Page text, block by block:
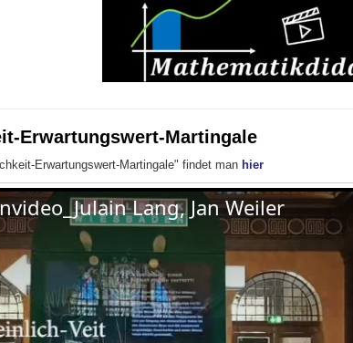
Erwartungswert-Martingale
Erwartungswert-Martingale" findet manhier